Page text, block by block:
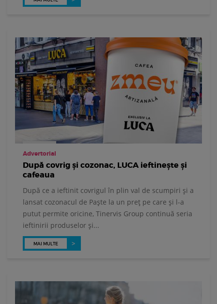
Advertorial
După covrig și cozonac, LUCA ieftinește și
cafeaua
După ce a ieftinit covrigul în plin val de scumpiri și a
lansat cozonacul de Paște la un preț pe care și l-a
putut permite oricine, Tinervis Group continuă seria
ieftinirii produselor și...
MAI MULTE